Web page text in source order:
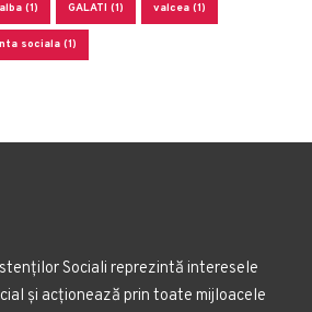
alba (1) GALATI (1) valcea (1)
sociala (1)
Sociali reprezintă interesele
și acționează prin toate mijloacele